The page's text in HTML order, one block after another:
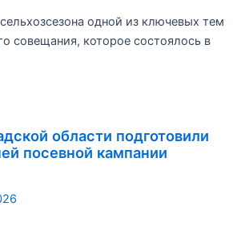
одной из ключевых тем
совещания, которое состоялось в
области подготовили
посевной кампании